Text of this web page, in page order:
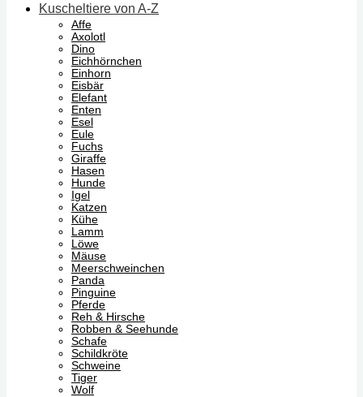
Kuscheltiere von A-Z
Affe
Axolotl
Dino
Eichhörnchen
Einhorn
Eisbär
Elefant
Enten
Esel
Eule
Fuchs
Giraffe
Hasen
Hunde
Igel
Katzen
Kühe
Lamm
Löwe
Mäuse
Meerschweinchen
Panda
Pinguine
Pferde
Reh & Hirsche
Robben & Seehunde
Schafe
Schildkröte
Schweine
Tiger
Wolf